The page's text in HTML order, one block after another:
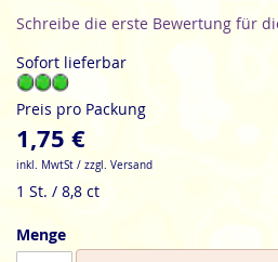
Schreibe die erste Bewertung für
Sofort lieferbar
Preis pro Packung
1,75 €
inkl. MwtSt / zzgl. Versand
1 St. / 8,8 ct
Menge